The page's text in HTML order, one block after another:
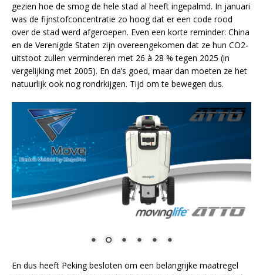
gezien hoe de smog de hele stad al heeft ingepalmd. In januari
was de fijnstofconcentratie zo hoog dat er een code rood
over de stad werd afgeroepen. Even een korte reminder: China
en de Verenigde Staten zijn overeengekomen dat ze hun CO2-
uitstoot zullen verminderen met 26 à 28 % tegen 2025 (in
vergelijking met 2005). En da’s goed, maar dan moeten ze het
natuurlijk ook nog rondrkijgen. Tijd om te bewegen dus.
En dus heeft Peking besloten om een belangrijke maatregel